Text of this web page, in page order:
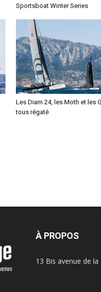
Sportsboat Winter Series
Les Diam 24, les Moth et les
tous régaté
À PROPOS
13 Bis avenue de